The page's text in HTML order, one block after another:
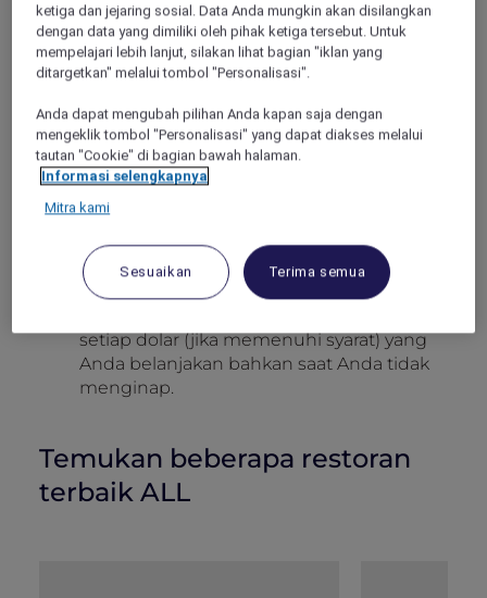
Cara Kerja Diskon Hidangan
Berikan nomor keanggotaan ALL Accor+
Explorer Andasaat melakukan
pemesanan dan tunjukkan kartu digital
Anda saat meminta tagihan.
Makan malam untuk sepuluh orang?
Satu keanggotaan ALL Accor+ Explorer
Perayaan bersama menjadi lebih
terjangkau.
setiap dolar (jika memenuhi syarat) yang
Anda belanjakan bahkan saat Anda tidak
menginap.
Temukan beberapa restoran
terbaik ALL
ketiga dan jejaring sosial. Data Anda mungkin akan disilangkan
dengan data yang dimiliki oleh pihak ketiga tersebut. Untuk
mempelajari lebih lanjut, silakan lihat bagian "iklan yang
ditargetkan" melalui tombol "Personalisasi".
Anda dapat mengubah pilihan Anda kapan saja dengan
mengeklik tombol "Personalisasi" yang dapat diakses melalui
tautan "Cookie" di bagian bawah halaman.
Informasi selengkapnya
Mitra kami
Sesuaikan Terima semua